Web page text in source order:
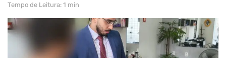
Tempo de Leitura: 1 min